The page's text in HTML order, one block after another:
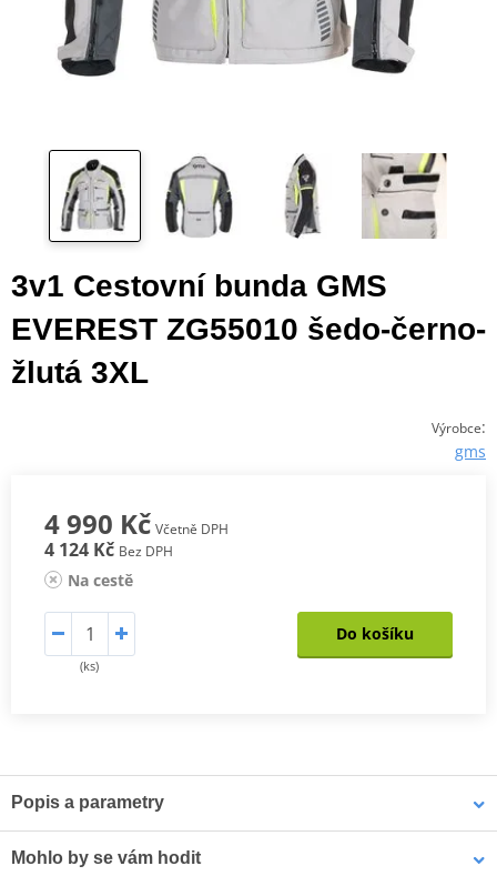
3v1 Cestovní bunda GMS
EVEREST ZG55010 šedo-černo-
žlutá 3XL
Výrobce:
gms
4 990 Kč Včetně DPH
4 124 Kč Bez DPH
Na cestě
(ks)
Do košíku
Popis a parametry
Mohlo by se vám hodit